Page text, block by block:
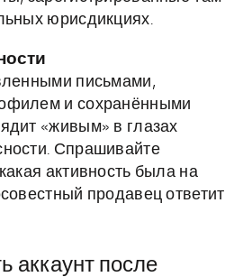
юрисдикциях.
письмами,
и сохранёнными
«живым» в глазах
Спрашивайте
активность была на
продавец ответит
аккаунт после